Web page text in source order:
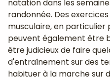
natation dans les
randonnée. Des
musculaire, en particulier
peuvent également être
être judicieux de faire
d'entraînement sur des
habituer à la marche sur